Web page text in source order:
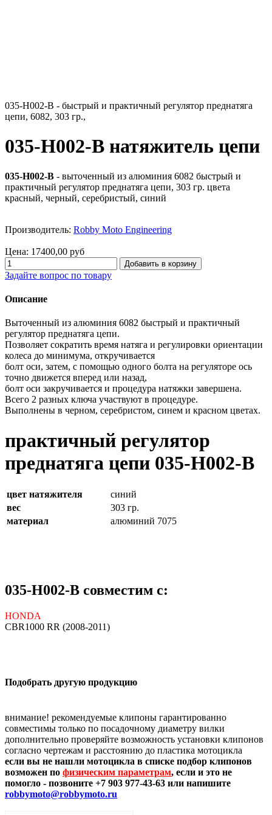
035-H002-B - быстрый и практичный регулятор преднатяга
цепи, 6082, 303 гр.,
035-H002-B натяжитель цепи
035-H002-B - выточенный из алюминия 6082 быстрый и
практичный регулятор преднатяга цепи, 303 гр. цвета
красный, черный, серебристый, синий
Производитель: Robby Moto Engineering
Цена: 17400,00 руб
Задайте вопрос по товару
Описание
Выточенный из алюминия 6082 быстрый и практичный
регулятор преднатяга цепи.
Позволяет сократить время натяга и регулировки ориентации
колеса до минимума, откручивается
болт оси, затем, с помощью одного болта на регуляторе ось
точно движется вперед или назад,
болт оси закручивается и процедура натяжки завершена.
Всего 2 разных ключа участвуют в процедуре.
Выполнены в черном, серебристом, синем и красном цветах.
практичный регулятор
преднатяга цепи 035-H002-B
цвет натяжителя
синий
вес
303 гр.
материал
алюминий 7075
035-H002-B совместим с:
HONDA
CBR1000 RR (2008-2011)
Подобрать другую продукцию
внимание! рекомендуемые клипоны гарантированно
совместимы только по посадочному диаметру вилки
дополнительно проверяйте возможность установки клипонов
согласно чертежам и расстоянию до пластика мотоцикла
если вы не нашли мотоцикла в списке подбор клипонов
возможен по физическим параметрам, если и это не
помогло - позвоните +7 903 977-43-63 или напишите
robbymoto@robbymoto.ru